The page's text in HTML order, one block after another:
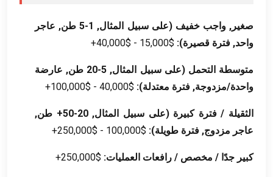
صغير, واجب خفيف (على سبيل المثال, 1-5 طن, عاجر
واحد, فترة قصيرة): $15,000 - $40,000+
متوسطة التحمل (على سبيل المثال, 5-20 طن, عارضة
واحدة/مزدوجة, فترة معتدلة): $40,000 - $100,000+
الثقيلة / فترة كبيرة (على سبيل المثال, 20-50+ طن,
عاجر مزدوج, فترة طويلة): $100,000 - $250,000+
كبير جدًا / مخصص / رافعات العمليات: $250,000+